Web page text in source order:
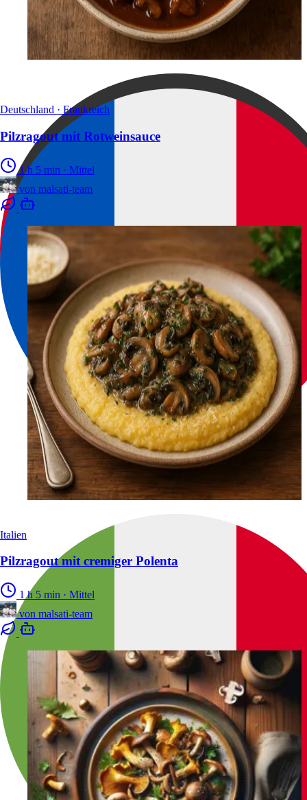
Deutschland · Frankreich
Pilzragout mit Rotweinsauce
1 h 5 min · Mittel
von malsati-team
Italien
Pilzragout mit cremiger Polenta
1 h 5 min · Mittel
von malsati-team